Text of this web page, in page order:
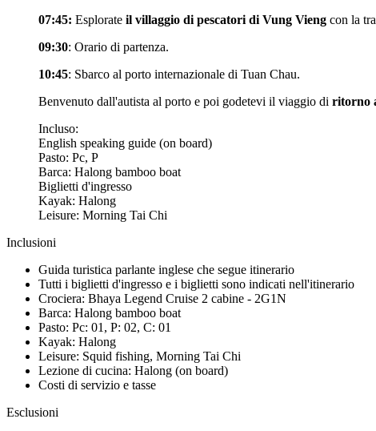
07:45: Esplorate il villaggio di pescatori di Vung Vieng con la
09:30: Orario di partenza.
10:45: Sbarco al porto internazionale di Tuan Chau.
Benvenuto dall'autista al porto e poi godetevi il viaggio di ritorno
Incluso:
English speaking guide (on board)
Pasto: Pc, P
Barca: Halong bamboo boat
Biglietti d'ingresso
Kayak: Halong
Leisure: Morning Tai Chi
Inclusioni
Guida turistica parlante inglese che segue itinerario
Tutti i biglietti d'ingresso e i biglietti sono indicati nell'itinerario
Crociera: Bhaya Legend Cruise 2 cabine - 2G1N
Barca: Halong bamboo boat
Pasto: Pc: 01, P: 02, C: 01
Kayak: Halong
Leisure: Squid fishing, Morning Tai Chi
Lezione di cucina: Halong (on board)
Costi di servizio e tasse
Esclusioni